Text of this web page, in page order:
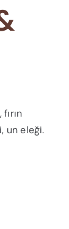
un eleği.